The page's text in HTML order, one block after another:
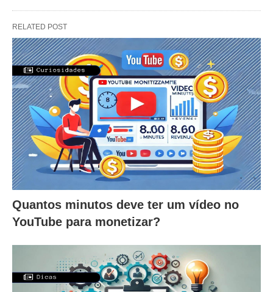
RELATED POST
Quantos minutos deve ter um vídeo no
YouTube para monetizar?